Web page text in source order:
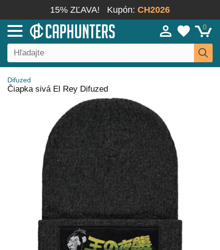
15% ZĽAVA! Kupón: CH2026
0
Difuzed
Čiapka sivá El Rey Difuzed